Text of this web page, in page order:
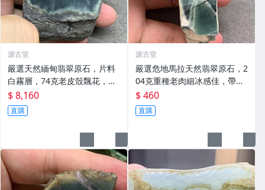
源古堂
嚴選天然緬甸翡翠原石，片料
白霧層，74克老皮殼飄花，冰
感強勁水頭佳，熒光自然，實
物請查視頻與圖片 緬甸翡翠 老
坑玻璃種 冰漂花
$ 8,160
直購
源古堂
嚴選危地馬拉天然翡翠原石，2
04克重種老肉細冰感佳，帶底
色，建議詳參視頻與照片。天
然美玉每裂皆故事，喜愛收藏
請珍惜。 204克 危地馬拉 翡翠
$ 460
直購